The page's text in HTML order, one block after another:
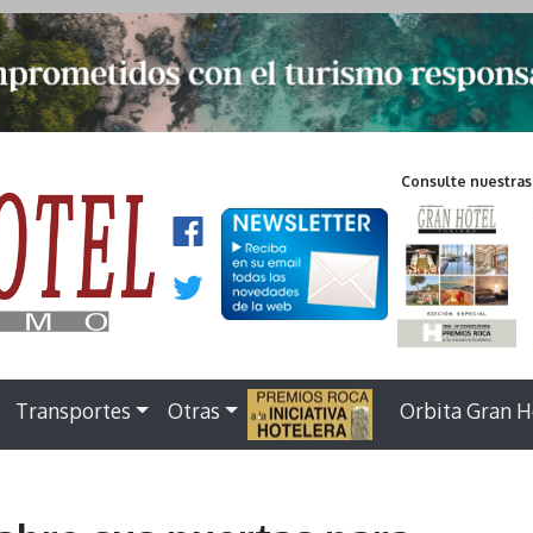
Consulte
Transportes Otras . Orbita Gran